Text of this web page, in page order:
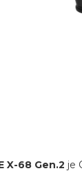
X-68 Gen.2 je